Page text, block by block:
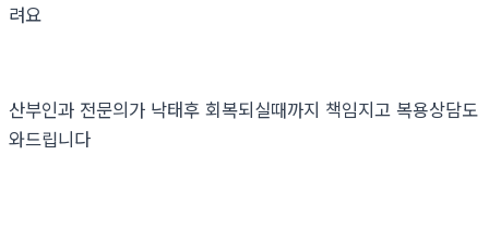
려요
산부인과 전문의가 낙태후 회복되실때까지 책임지고 복용상담도
와드립니다